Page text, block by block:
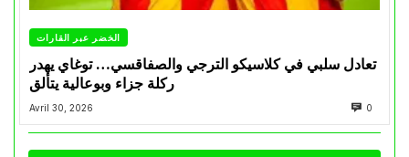
الخضر عبر القارات
تعادل سلبي في كلاسيكو الترجي والصفاقسي… توغاي يهدر
ركلة جزاء وبوعالية يتألق
Avril 30, 2026 0